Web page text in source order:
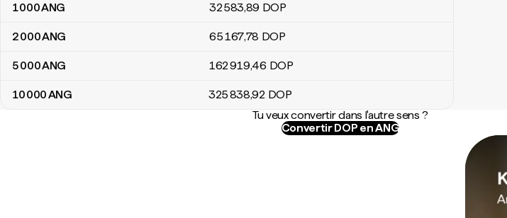
1 000ANG 32 583,89 DOP
2 000ANG 65 167,78 DOP
5 000ANG 162 919,46 DOP
10 000ANG 325 838,92 DOP
Tu veux convertir dans l'autre sens ?
Convertir DOP en ANG